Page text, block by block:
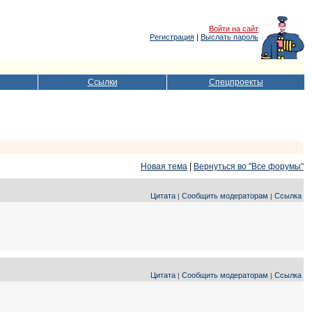
Войти на сайт
Регистрация | Выслать пароль
Ссылки Спецпроекты
Новая тема
Вернуться во "Все форумы"
Цитата | Сообщить модераторам | Ссылка
Цитата | Сообщить модераторам | Ссылка